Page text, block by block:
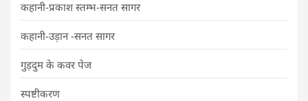
कहानी-प्रकाश स्तम्भ-सनत सागर
कहानी-उड़ान -सनत सागर
गुड़दुम के कवर पेज
स्पष्टीकरण